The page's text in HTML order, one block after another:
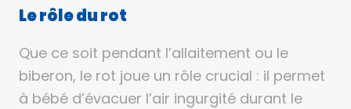
Le rôle du rot
Que ce soit pendant l’allaitement ou le
biberon, le rot joue un rôle crucial : il permet
à bébé d’évacuer l’air ingurgité durant le